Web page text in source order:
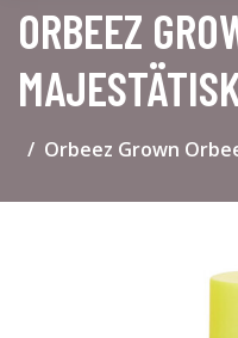
ORBEEZ
Orbeez Grown